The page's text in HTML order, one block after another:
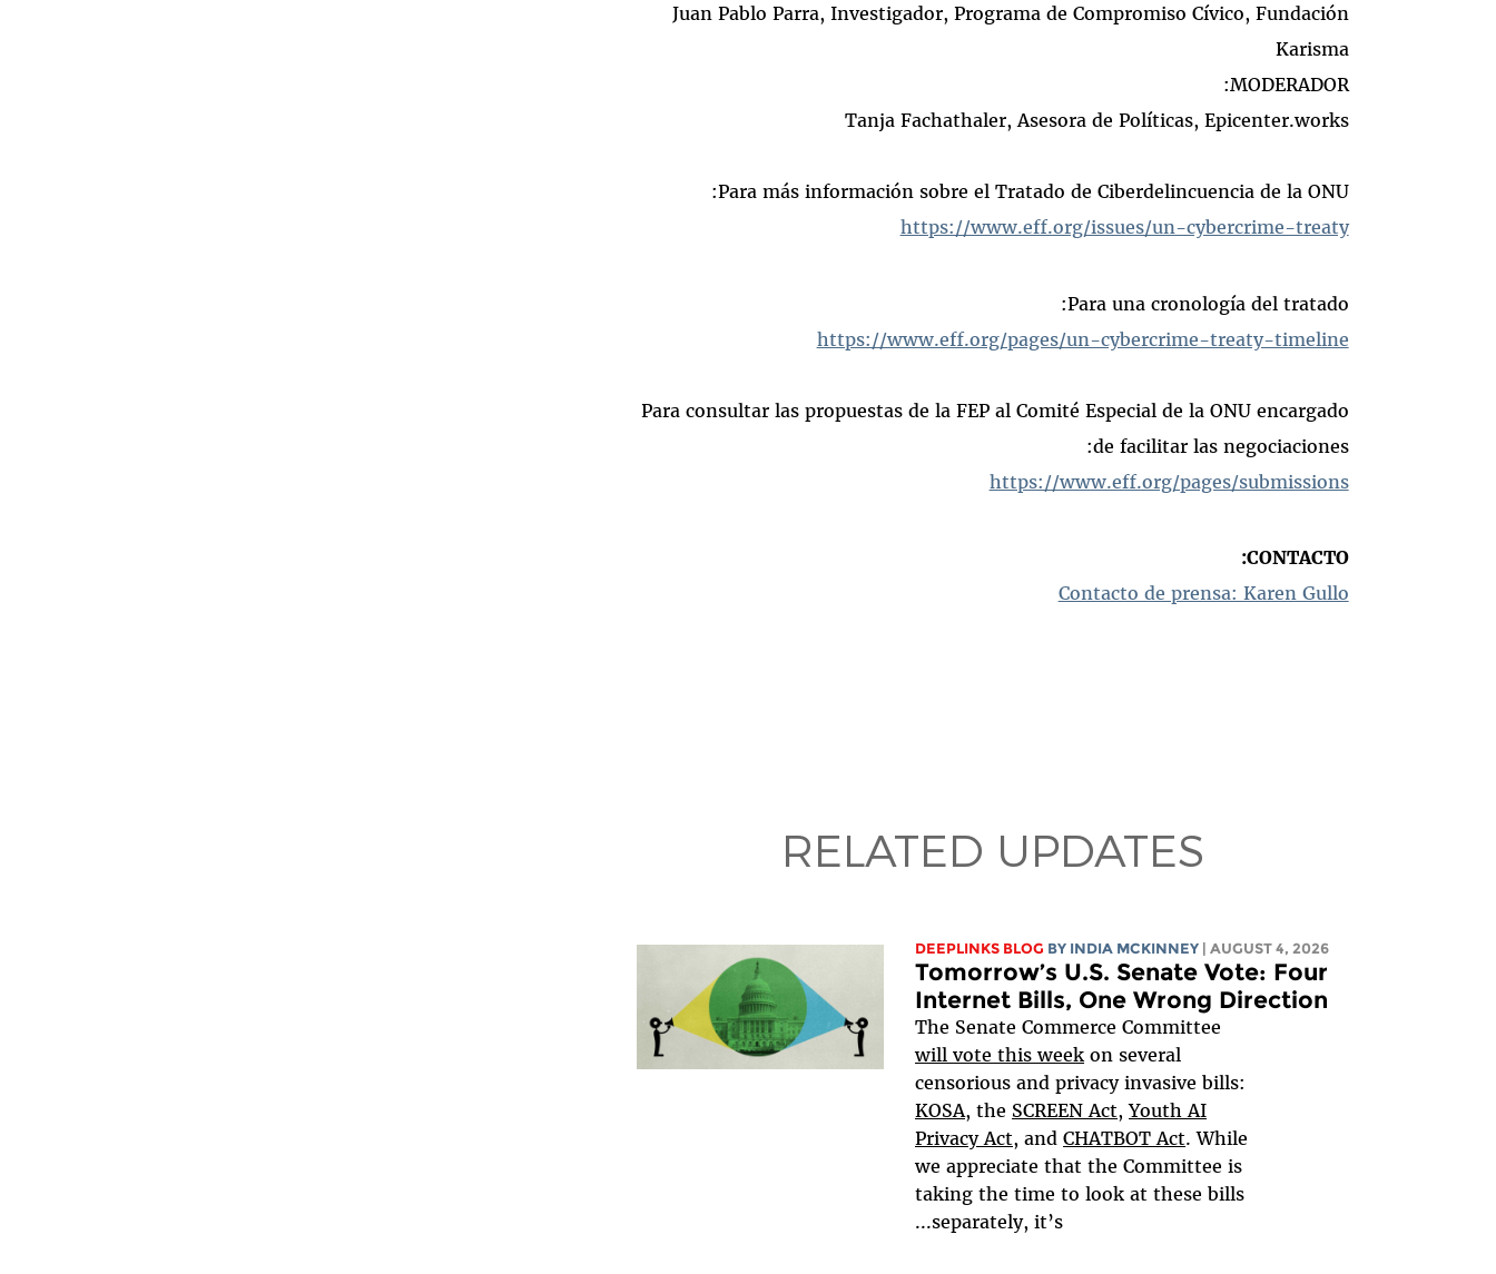
Juan Pablo Parra, Investigador, Programa de Compromiso Cívico, Fundación
Karisma
MODERADOR:
Tanja Fachathaler, Asesora de Políticas, Epicenter.works
Para más información sobre el Tratado de Ciberdelincuencia de la ONU:
https://www.eff.org/issues/un-cybercrime-treaty
Para una cronología del tratado:
https://www.eff.org/pages/un-cybercrime-treaty-timeline
Para consultar las propuestas de la FEP al Comité Especial de la ONU encargado
de facilitar las negociaciones:
https://www.eff.org/pages/submissions
CONTACTO:
Contacto de prensa: Karen Gullo
RELATED UPDATES
DEEPLINKS BLOG BY INDIA MCKINNEY | AUGUST 4, 2026
Tomorrow’s U.S. Senate Vote: Four
Internet Bills, One Wrong Direction
The Senate Commerce Committee
willvote this week on several
censorious and privacy invasive bills:
KOSA, the SCREEN Act,Youth AI
Privacy Act, andCHATBOT Act. While
we appreciate that the Committee is
taking the time to look at these bills
separately, it’s...